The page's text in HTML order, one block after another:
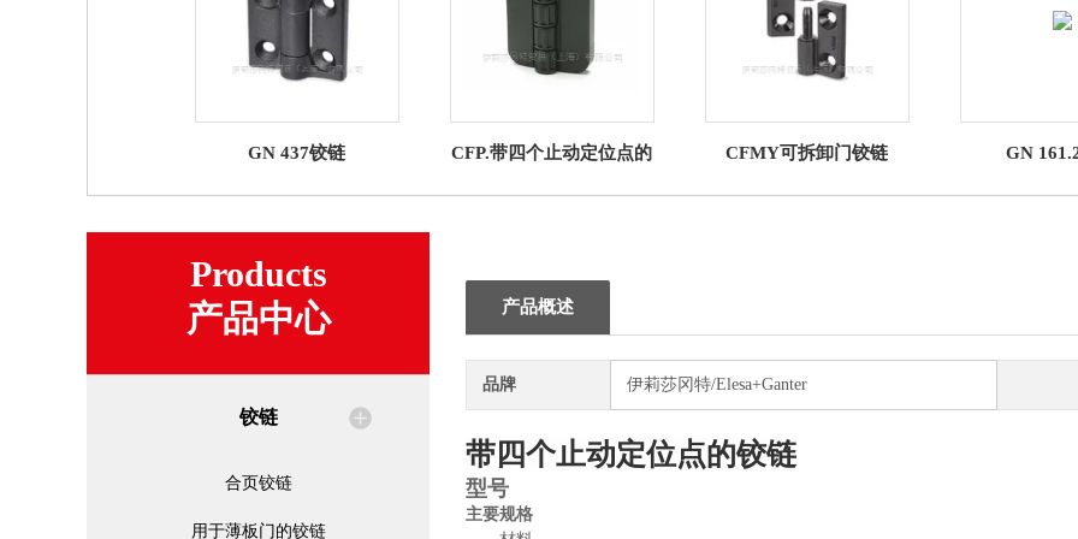
GN 437铰链
CFP.带四个止动定位点的
CFMY可拆卸门铰链 GN
Products
产品中心
铰链
合页铰链
用于薄板门的铰链
产品概述
品牌 伊莉莎冈特/Elesa+Ganter
带四个止动定位点的铰链
型号
主要规格